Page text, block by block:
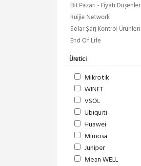
Bit Pazarı - Fiyatı Düşenler
Ruijie Network
Solar Şarj Kontrol Ürünleri
End Of Life
Üretici
Mikrotik
WINET
VSOL
Ubiquiti
Huawei
Mimosa
Juniper
Mean WELL